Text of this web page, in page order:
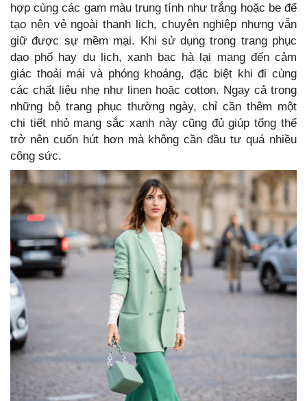
hợp cùng các gam màu trung tính như trắng hoặc be để
tạo nên vẻ ngoài thanh lịch, chuyên nghiệp nhưng vẫn
giữ được sự mềm mại. Khi sử dụng trong trang phục
dạo phố hay du lịch, xanh bạc hà lại mang đến cảm
giác thoải mái và phóng khoáng, đặc biệt khi đi cùng
các chất liệu nhẹ như linen hoặc cotton. Ngay cả trong
những bộ trang phục thường ngày, chỉ cần thêm một
chi tiết nhỏ mang sắc xanh này cũng đủ giúp tổng thể
trở nên cuốn hút hơn mà không cần đầu tư quá nhiều
công sức.